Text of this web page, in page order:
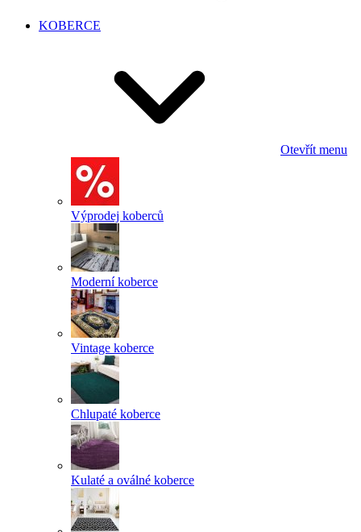
KOBERCE
Otevřít menu
Výprodej koberců
Moderní koberce
Vintage koberce
Chlupaté koberce
Kulaté a oválné koberce